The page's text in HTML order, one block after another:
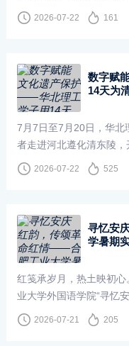
了一场以“寻根铸魂，根
们在馆内穿梭于古今之间，
2026-07-22 161
数字赋
14天为
7月7日至7月20日，华北
者走进河北遵化清东陵，
里，团队成员深入守陵
化传承，开展了田野调查
2026-07-22 525
寻忆安
学暑期
红笺承岁月，热土映初
业大学外国语学院“寻忆
团队走进安徽省安庆市
址、英烈事迹与老兵故事
2026-07-21 205